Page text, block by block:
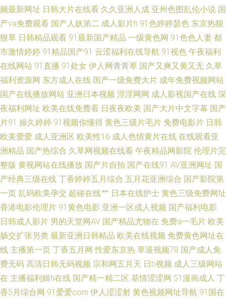
视频网 欧美丝袜自拍制服另类 后入丝袜在线观看 肏屄蝌蚪制片厂 91制作视
频宅男在线观看 91久久海角 一本免费高清无码 伊人大香蕉AV网站 91不卡在
线看 五月天色日韩 色蜜桃91 毛片水多多 国产精品国产高清 97社国产视频在
线 91久久国产人妖系列 一本一本久久a久久 91成人网 1024手机国产视频 天
天艹天 色日韩欧美网 日韩福利国产欧美 久久婷导航 福利社免费看三分钟 99
性网 91免费观看网址 91网在线观看视频 91视频在线网站观看 91青娱乐在
线视频 91工厂 一区二区偷拍在线播放 天天干天天在线电影 欧美精品久久
www 人妖互插 欧美日韩综合另类国产 久草视频网 伊人九九五五 91校花宝
国产在线观看 白丝出水白虎91 欧美亚成人网 1024精品在线视频 91在线观
看免费蜜桃 久久一三一 婷婷午夜精品久久一区 国产九一在线二区 丰满少妇
av 婷婷色五月一区 91网站入口桃色 九热免费视频播放 伊人豆花 91网战 国
频最新网址 日韩大片在线看 久久亚洲人成 亚州色图乱伦小说 国
产va免费观看 国产人妖第二 成人影片h 91色婷婷瑟色 东京热狠
狠草 日韩精品观看 91最新国产精品 一级黄色网 91色色人妻 都
市激情婷婷 91精品国产91 云涩福利在线导航 91视色 午夜福利
在线网站 91直播 91处女 伊人网青青草 国产又爽又黄又无 久草
福利资源网 东方成人在线 国产一级免费大片 成年免费视频网站
国产在线播放网站 亚洲日本视频 淫淫网网 成人影视国产在线 深
夜福利网址 欧美在线免费看 日夜夜欧美 国产大片中文字幕 国产
片91 操久婷婷 91视频你懂得 黄色三级片毛片 免费电影片 日韩
欧美爱爱 成人亚洲区 欧美性16 成人色情黄片在线 在线观看亚
洲精品 国产热综合 久草网视频在线看 午夜精品网影院 伦理片完
整版 黄视网站在线播放 国产片自拍 国产在线91 AV亚洲网址 国
产经典三级在线 丁香婷婷五月综合 五月花亚洲综合 国产影院第
一页 乱码欧美孕交 超碰在线艹 日本在线护士 黄色三级免费网址
香港电影伦理片 91黄色电影 亚洲一区成人视频 国产福利电影
日韩成人影片 男的天堂网AV 国产精品尤物在 免费a一毛片 欧美
肠交扩张另类 最新亚洲日韩精品 欧美在线视频 免费黄色网址在
线 主播第一页 丁香五月网 性爱东京热 草逼视频78 国产成人免
费无码 高清日韩无码视频 宗和网五月天 日b视频 成人三级网站
在 主播福利姬h在线 国产精一精二区 基情涩涩网 51漫画成人 丁
香5月综合网 91爱爱com 伊人涩涩射 黄色视频网址导航 91国在